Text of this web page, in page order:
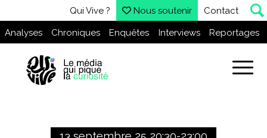
Qui Vive ? Nous soutenir Contact
Analyses Chroniques Enquêtes Interviews Reportages